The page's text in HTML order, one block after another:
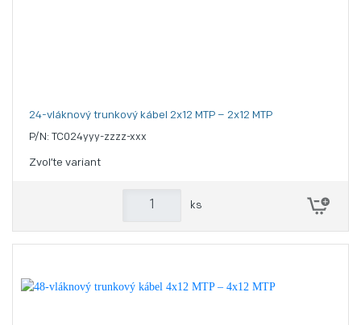
24-vláknový trunkový kábel 2x12 MTP – 2x12 MTP
P/N: TC024yyy-zzzz-xxx
Zvoľte variant
ks